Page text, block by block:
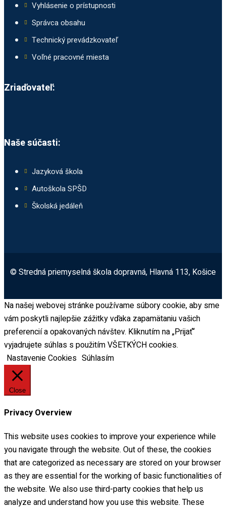
Vyhlásenie o prístupnosti
Správca obsahu
Technický prevádzkovateľ
Voľné pracovné miesta
Zriaďovateľ:
Naše súčasti:
Jazyková škola
Autoškola SPŠD
Školská jedáleň
© Stredná priemyselná škola dopravná, Hlavná 113, Košice
Na našej webovej stránke používame súbory cookie, aby sme
vám poskytli najlepšie zážitky vďaka zapamätaniu vašich
preferencií a opakovaných návštev. Kliknutím na „Prijať“
vyjadrujete súhlas s použitím VŠETKÝCH cookies.
Nastavenie Cookies Súhlasím
Close
Privacy Overview
This website uses cookies to improve your experience while
you navigate through the website. Out of these, the cookies
that are categorized as necessary are stored on your browser
as they are essential for the working of basic functionalities of
the website. We also use third-party cookies that help us
analyze and understand how you use this website. These